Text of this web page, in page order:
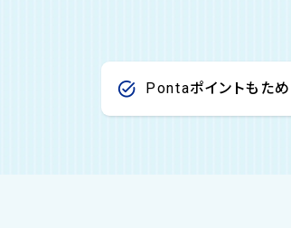
Pontaポイントもた